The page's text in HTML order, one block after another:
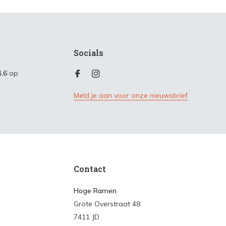
op
Socials
Meld je aan voor onze nieuwsbrief
Contact
Hoge Ramen
Grote Overstraat 48
7411 JD